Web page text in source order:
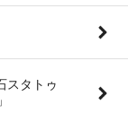
スタトゥ